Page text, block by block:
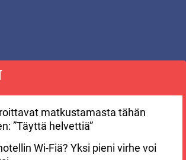
matkustamasta tähän
”Täyttä helvettiä”
Wi-Fiä? Yksi pieni virhe voi